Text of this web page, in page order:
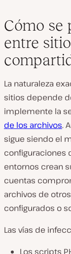
Cómo se
entre
La naturaleza
sitios depende
implemente la
de los archivos.
sigue siendo el
configuraciones
entornos crean
cuentas
archivos de
configurados o
Las vías de
Los scripts